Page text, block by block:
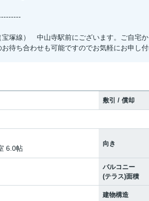
宝塚線） 中山寺駅前にございます。ご自宅
待ち合わせも可能ですのでお気軽にお申し付
敷引 / 償却
6.0帖
向き
バルコニー
(テラス)面積
建物構造